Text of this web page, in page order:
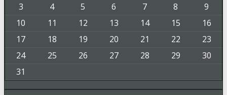
3
4 5 6 7 8
9
10
11 12 13 14 15
16
17
18 19 20 21 22
23
24
25 26 27 28 29
30
31